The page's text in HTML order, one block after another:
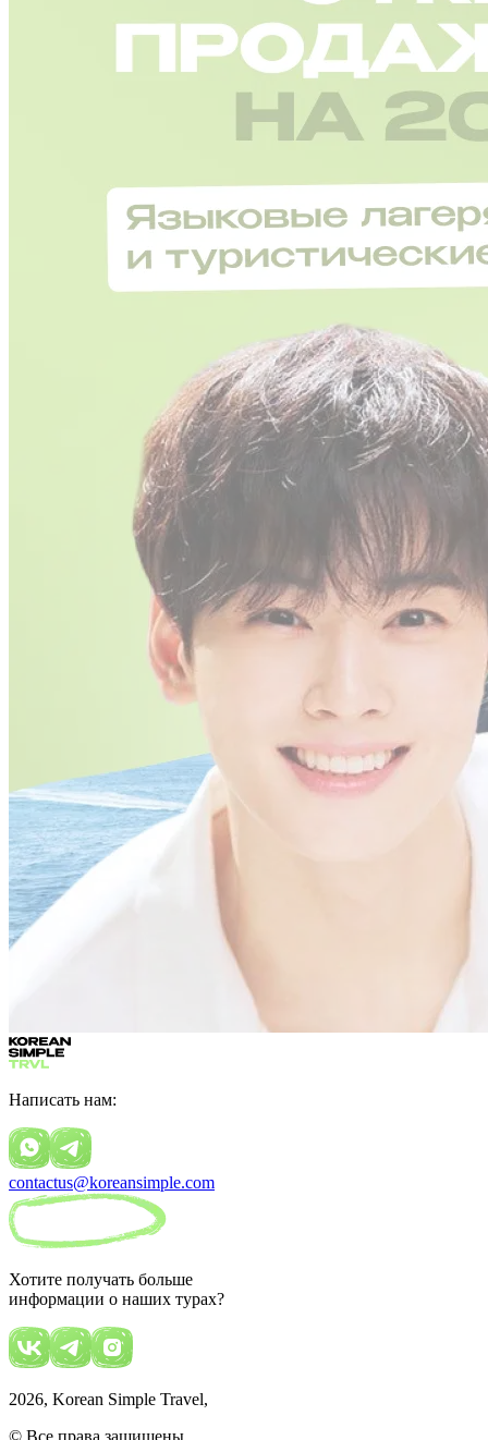
Написать нам:
contactus@koreansimple.com
Хотите получать больше
информации о наших турах?
2026, Korean Simple Travel,
© Все права защищены